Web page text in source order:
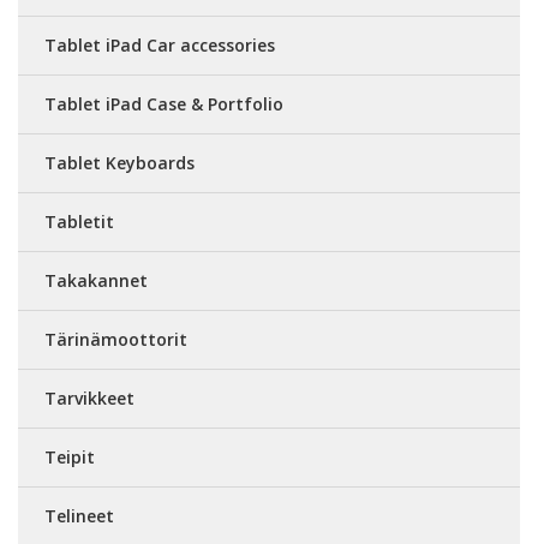
Tablet iPad Car accessories
Tablet iPad Case & Portfolio
Tablet Keyboards
Tabletit
Takakannet
Tärinämoottorit
Tarvikkeet
Teipit
Telineet